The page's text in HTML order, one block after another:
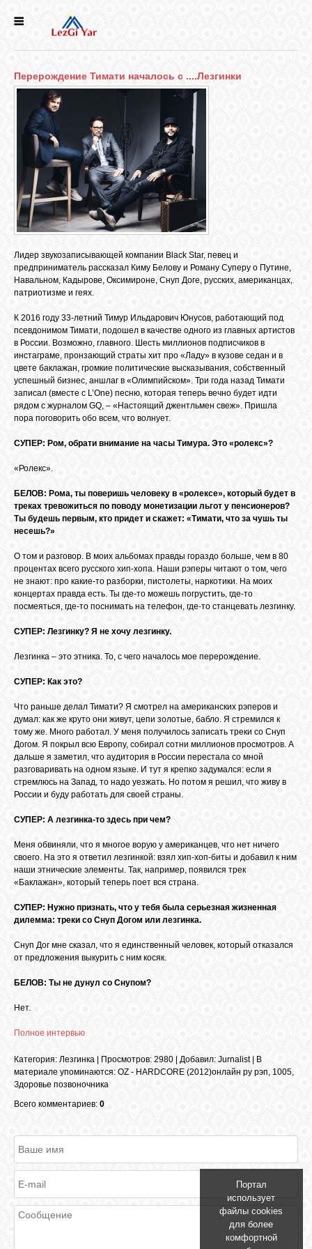
СЕЛА
ИСТОРИЯ
КУЛЬТУРА
ГОЛОС
ЛЕЗГИН
НАРОДЫ
БИБЛИОТЕКА
ФОРУМ
О САЙТЕ
ФОТО
ВИДЕО
ВОПРОСЫ /
ОТВЕТЫ
VK
Перерождение Тимати началось с ....Лезгинки
Лидер звукозаписывающей компании Black Star, певец и
предприниматель рассказал Киму Белову и Роману Суперу о Путине,
Навальном, Кадырове, Оксимироне, Снуп Доге, русских, американцах,
патриотизме и геях.
К 2016 году 33-летний Тимур Ильдарович Юнусов, работающий под
псевдонимом Тимати, подошел в качестве одного из главных артистов
в России. Возможно, главного. Шесть миллионов подписчиков в
инстаграме, пронзающий страты хит про «Ладу» в кузове седан и в
цвете баклажан, громкие политические высказывания, собственный
успешный бизнес, аншлаг в «Олимпийском». Три года назад Тимати
записал (вместе с L’One) песню, которая теперь вечно будет идти
рядом с журналом GQ, – «Настоящий джентльмен свеж». Пришла
пора поговорить обо всем, что волнует.
СУПЕР: Ром, обрати внимание на часы Тимура. Это «ролекс»?
«Ролекс».
БЕЛОВ: Рома, ты поверишь человеку в «ролексе», который будет в
треках тревожиться по поводу монетизации льгот у пенсионеров?
Ты будешь первым, кто придет и скажет: «Тимати, что за чушь ты
несешь?»
О том и разговор. В моих альбомах правды гораздо больше, чем в 80
процентах всего русского хип-хопа. Наши рэперы читают о том, чего
не знают: про какие-то разборки, пистолеты, наркотики. На моих
концертах правда есть. Ты где-то можешь погрустить, где-то
посмеяться, где-то поснимать на телефон, где-то станцевать лезгинку.
СУПЕР: Лезгинку? Я не хочу лезгинку.
Лезгинка – это этника. То, с чего началось мое перерождение.
СУПЕР: Как это?
Что раньше делал Тимати? Я смотрел на американских рэперов и
думал: как же круто они живут, цепи золотые, бабло. Я стремился к
тому же. Много работал. У меня получилось записать треки со Снуп
Догом. Я покрыл всю Европу, собирал сотни миллионов просмотров. А
дальше я заметил, что аудитория в России перестала со мной
разговаривать на одном языке. И тут я крепко задумался: если я
стремлюсь на Запад, то надо уезжать. Но потом я решил, что живу в
России и буду работать для ­своей страны.
СУПЕР: А лезгинка-то здесь при чем?
Меня обвиняли, что я многое ворую у американцев, что нет ничего
своего. На это я ответил лезгинкой: взял хип-хоп-биты и добавил к ним
наши этнические элементы. Так, например, появился трек
«Баклажан», который теперь поет вся страна.
СУПЕР: Нужно признать, что у тебя была серьезная жизненная
дилемма: треки со Снуп Догом или лезгинка.
Снуп Дог мне сказал, что я единственный человек, который отказался
от предложения выкурить с ним косяк.
БЕЛОВ: Ты не дунул со Снупом?
Нет.
Полное интервью
Категория: Лезгинка Просмотров: 2980 | Добавил: Jurnalist|
В
материале упоминаются: OZ - HARDCORE (2012)онлайн ру рэп, 1005,
Здоровье позвоночника
Всего комментариев: 0
Портал
использует
файлы cookies
для более
комфортной